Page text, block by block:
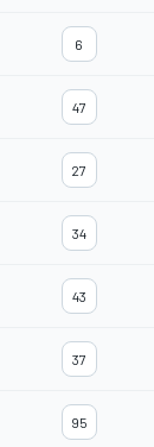
6
47
27
34
43
37
95